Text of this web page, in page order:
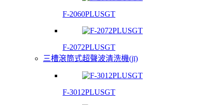
F-2060PLUSGT
F-2072PLUSGT
三槽滾筒式超聲波清洗機(jī)
F-3012PLUSGT